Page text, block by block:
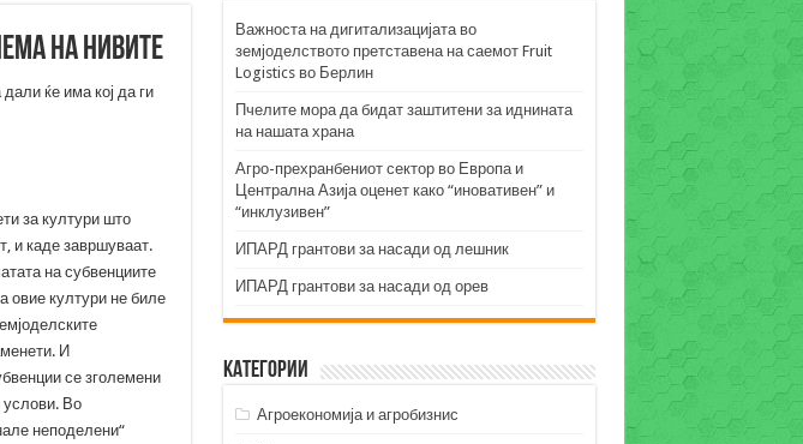
на нивите
ќе има кој да ги
за култури што
и каде завршуваат.
на субвенциите
овие култури не биле
И
се зголемени
услови. Во
неподелени“
Важноста на дигитализацијата во
земјоделството претставена на саемот Fruit
Logistics во Берлин
Пчелите мора да бидат заштитени за иднината
на нашата храна
Агро-прехранбениот сектор во Европа и
Централна Азија оценет како “иновативен” и
“инклузивен”
ИПАРД грантови за насади од лешник
ИПАРД грантови за насади од орев
Категории
Агроекономија и агробизнис